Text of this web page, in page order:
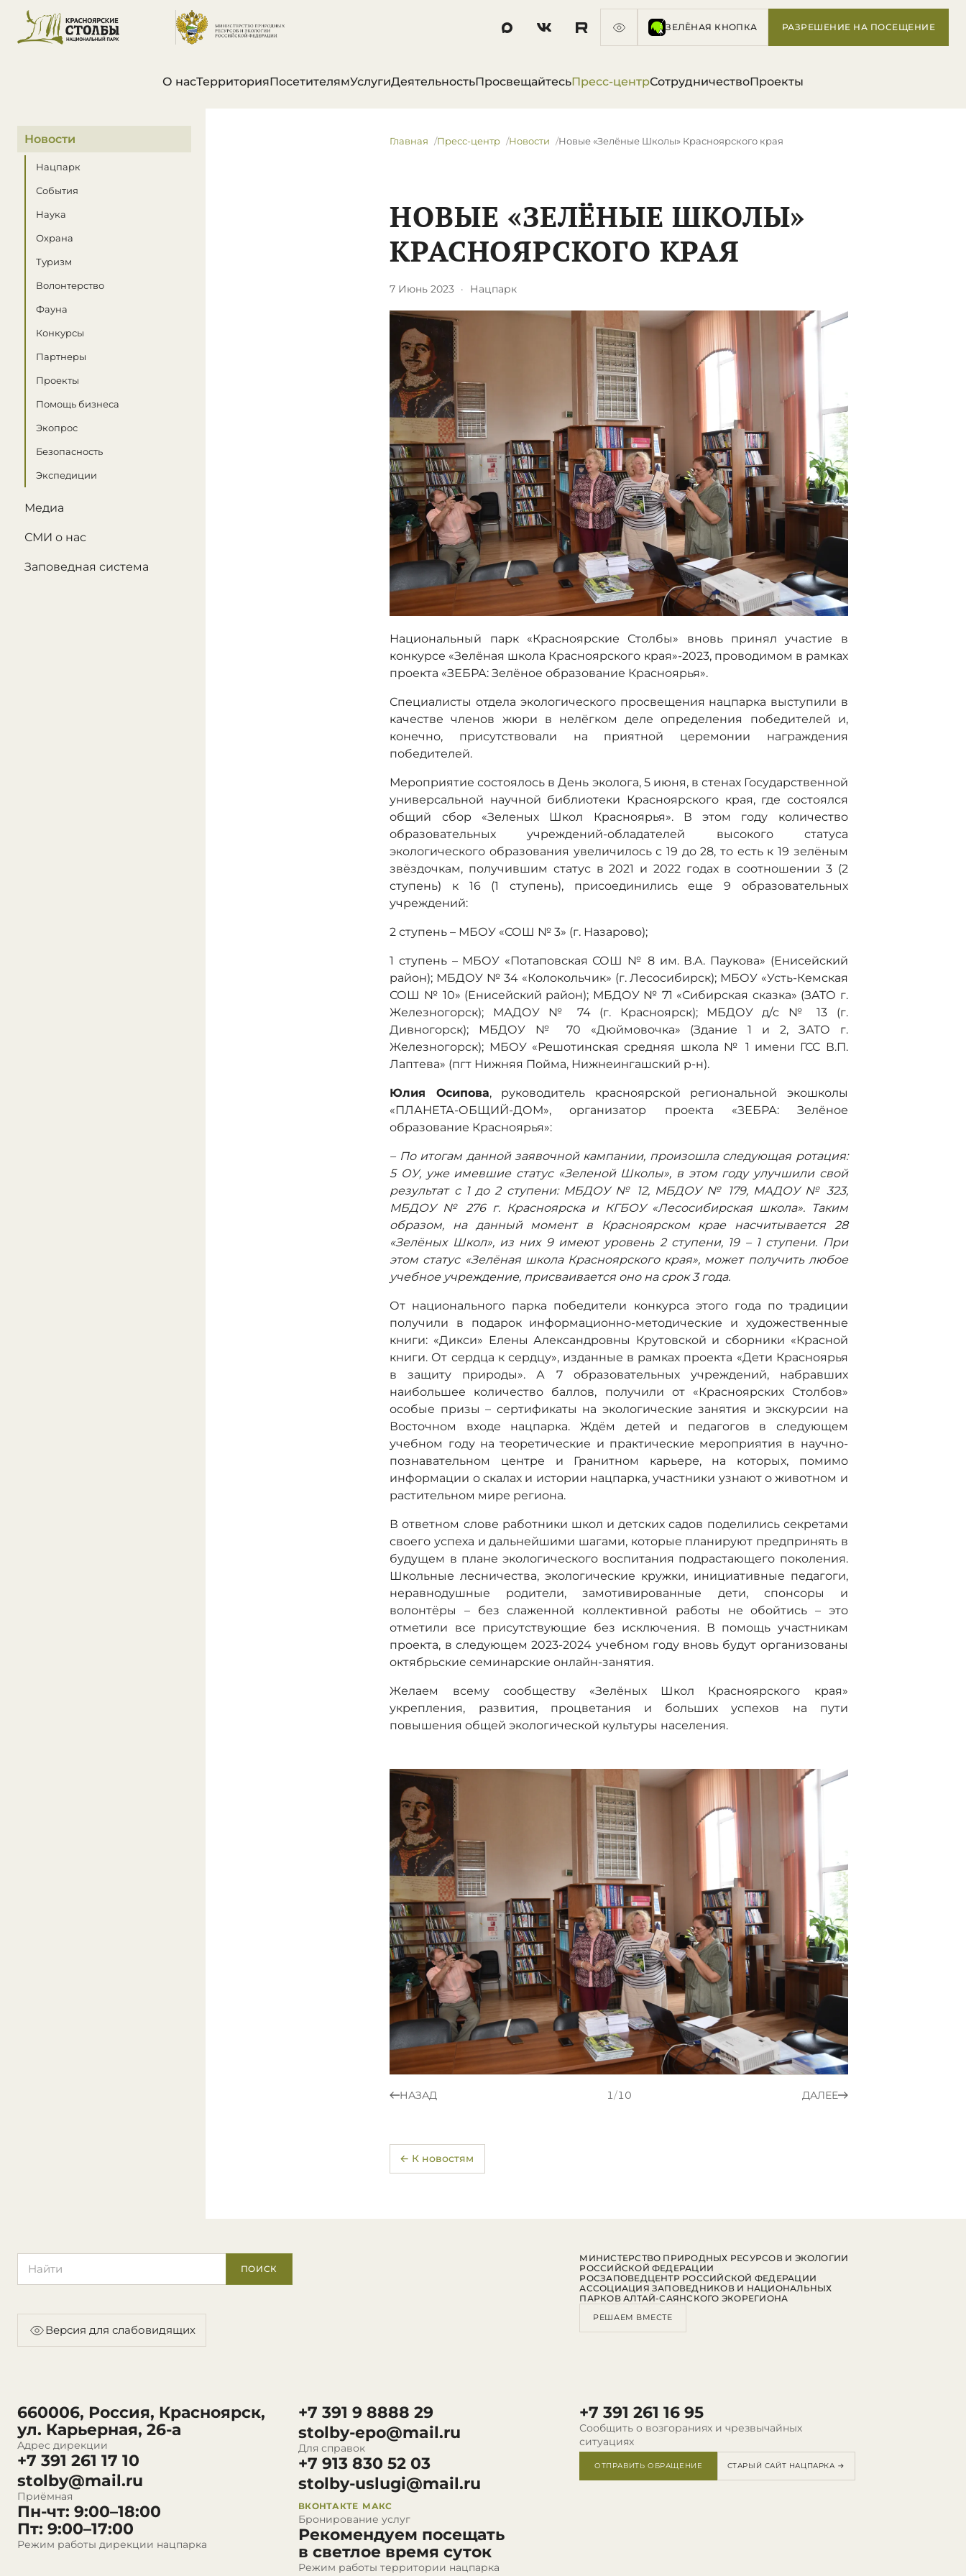
ЗЕЛЁНАЯ КНОПКА РАЗРЕШЕНИЕ НА ПОСЕЩЕНИЕ
О насТерриторияПосетителямУслугиДеятельностьПросвещайтесьПресс-центрСотрудничествоПроекты
В этом разделе
Новости
Нацпарк
События
Наука
Охрана
Туризм
Волонтерство
Фауна
Конкурсы
Партнеры
Проекты
Помощь бизнеса
Экопрос
Безопасность
Экспедиции
Медиа
СМИ о нас
Заповедная система
Главная Пресс-центр Новости Новые «Зелёные Школы» Красноярского края
НОВЫЕ «ЗЕЛЁНЫЕ ШКОЛЫ»
КРАСНОЯРСКОГО КРАЯ
7 Июнь 2023 · Нацпарк
Национальный парк «Красноярские Столбы» вновь принял участие в
конкурсе «Зелёная школа Красноярского края»-2023, проводимом в рамках
проекта «ЗЕБРА: Зелёное образование Красноярья».
Специалисты отдела экологического просвещения нацпарка выступили в
качестве членов жюри в нелёгком деле определения победителей и,
конечно, присутствовали на приятной церемонии награждения
победителей.
Мероприятие состоялось в День эколога, 5 июня, в стенах Государственной
универсальной научной библиотеки Красноярского края, где состоялся
общий сбор «Зеленых Школ Красноярья». В этом году количество
образовательных учреждений-обладателей высокого статуса
экологического образования увеличилось с 19 до 28, то есть к 19 зелёным
звёздочкам, получившим статус в 2021 и 2022 годах в соотношении 3 (2
ступень) к 16 (1 ступень), присоединились еще 9 образовательных
учреждений:
2 ступень – МБОУ «СОШ № 3» (г. Назарово);
1 ступень – МБОУ «Потаповская СОШ № 8 им. В.А. Паукова» (Енисейский
район); МБДОУ № 34 «Колокольчик» (г. Лесосибирск); МБОУ «Усть-Кемская
СОШ № 10» (Енисейский район); МБДОУ № 71 «Сибирская сказка» (ЗАТО г.
Железногорск); МАДОУ № 74 (г. Красноярск); МБДОУ д/с № 13 (г.
Дивногорск); МБДОУ № 70 «Дюймовочка» (Здание 1 и 2, ЗАТО г.
Железногорск); МБОУ «Решотинская средняя школа № 1 имени ГСС В.П.
Лаптева» (пгт Нижняя Пойма, Нижнеингашский р-н).
Юлия Осипова, руководитель красноярской региональной экошколы
«ПЛАНЕТА-ОБЩИЙ-ДОМ», организатор проекта «ЗЕБРА: Зелёное
образование Красноярья»:
– По итогам данной заявочной кампании, произошла следующая ротация:
5 ОУ, уже имевшие статус «Зеленой Школы», в этом году улучшили свой
результат с 1 до 2 ступени: МБДОУ № 12, МБДОУ № 179, МАДОУ № 323,
МБДОУ № 276 г. Красноярска и КГБОУ «Лесосибирская школа». Таким
образом, на данный момент в Красноярском крае насчитывается 28
«Зелёных Школ», из них 9 имеют уровень 2 ступени, 19 – 1 ступени. При
этом статус «Зелёная школа Красноярского края», может получить любое
учебное учреждение, присваивается оно на срок 3 года.
От национального парка победители конкурса этого года по традиции
получили в подарок информационно-методические и художественные
книги: «Дикси» Елены Александровны Крутовской и сборники «Красной
книги. От сердца к сердцу», изданные в рамках проекта «Дети Красноярья
в защиту природы». А 7 образовательных учреждений, набравших
наибольшее количество баллов, получили от «Красноярских Столбов»
особые призы – сертификаты на экологические занятия и экскурсии на
Восточном входе нацпарка. Ждём детей и педагогов в следующем
учебном году на теоретические и практические мероприятия в научно-
познавательном центре и Гранитном карьере, на которых, помимо
информации о скалах и истории нацпарка, участники узнают о животном и
растительном мире региона.
В ответном слове работники школ и детских садов поделились секретами
своего успеха и дальнейшими шагами, которые планируют предпринять в
будущем в плане экологического воспитания подрастающего поколения.
Школьные лесничества, экологические кружки, инициативные педагоги,
неравнодушные родители, замотивированные дети, спонсоры и
волонтёры – без слаженной коллективной работы не обойтись – это
отметили все присутствующие без исключения. В помощь участникам
проекта, в следующем 2023-2024 учебном году вновь будут организованы
октябрьские семинарские онлайн-занятия.
Желаем всему сообществу «Зелёных Школ Красноярского края»
укрепления, развития, процветания и больших успехов на пути
повышения общей экологической культуры населения.
НАЗАД 1/10 ДАЛЕЕ
← К новостям
ПОИСК
Версия для слабовидящих
660006, Россия, Красноярск,
ул. Карьерная, 26-а
Адрес дирекции
+7 391 261 17 10
stolby@mail.ru
Приёмная
Пн-чт: 9:00–18:00
Пт: 9:00–17:00
Режим работы дирекции нацпарка
+7 391 9 8888 29
stolby-epo@mail.ru
Для справок
+7 913 830 52 03
stolby-uslugi@mail.ru
ВКОНТАКТЕ МАКС
Бронирование услуг
Рекомендуем посещать
в светлое время суток
Режим работы территории нацпарка
+7 391 261 16 95
Сообщить о возгораниях и чрезвычайных
ситуациях
ОТПРАВИТЬ ОБРАЩЕНИЕ СТАРЫЙ САЙТ НАЦПАРКА →
МИНИСТЕРСТВО ПРИРОДНЫХ РЕСУРСОВ И ЭКОЛОГИИ
РОССИЙСКОЙ ФЕДЕРАЦИИ
РОСЗАПОВЕДЦЕНТР РОССИЙСКОЙ ФЕДЕРАЦИИ
АССОЦИАЦИЯ ЗАПОВЕДНИКОВ И НАЦИОНАЛЬНЫХ
ПАРКОВ АЛТАЙ-САЯНСКОГО ЭКОРЕГИОНА
РЕШАЕМ ВМЕСТЕ